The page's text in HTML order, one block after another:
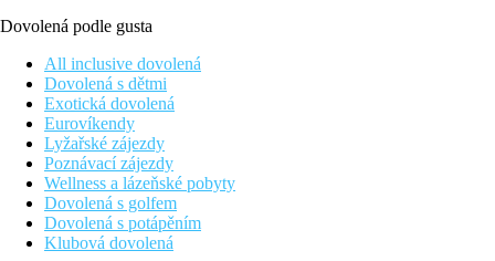
Dovolená podle gusta
All inclusive dovolená
Dovolená s dětmi
Exotická dovolená
Eurovíkendy
Lyžařské zájezdy
Poznávací zájezdy
Wellness a lázeňské pobyty
Dovolená s golfem
Dovolená s potápěním
Klubová dovolená